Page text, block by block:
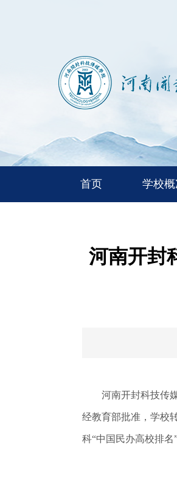
首页 学校
河南开封
河南开封科技传媒
经教育部批准，学校
科“中国民办高校排名